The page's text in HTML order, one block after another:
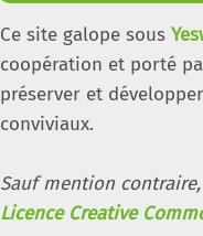
Ce site galope sous
coopération et porté
préserver et
conviviaux.
Sauf mention
Licence Creative